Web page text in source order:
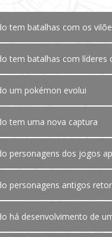
tem batalhas com os
tem batalhas com líderes
um pokémon evolui
tem uma nova captura
personagens dos jogos
personagens antigos
há desenvolvimento de